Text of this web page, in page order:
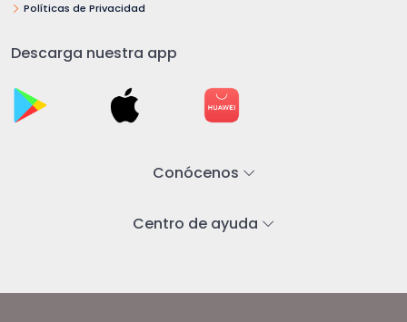
Políticas de Privacidad
Descarga nuestra app
Conócenos
Centro de ayuda